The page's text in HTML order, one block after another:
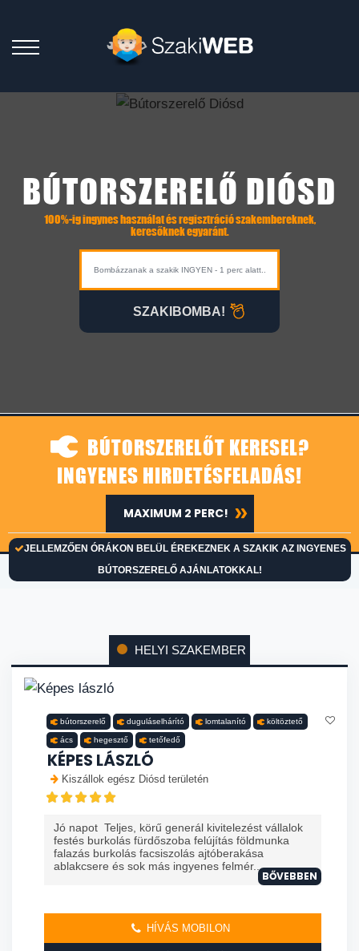
BÚTORSZERELŐ DIÓSD
100%-ig ingynes használat és regisztráció szakembereknek,
keresőknek egyaránt.
SZAKIBOMBA!
BÚTORSZERELŐT KERESEL?
INGYENES HIRDETÉSFELADÁS!
JELLEMZŐEN ÓRÁKON BELÜL ÉREKEZNEK A SZAKIK AZ INGYENES
BÚTORSZERELŐ AJÁNLATOKKAL!
MAXIMUM 2 PERC!
HELYI SZAKEMBER
bútorszerelő duguláselhárító lomtalanító költöztető
ács hegesztő tetőfedő
KÉPES LÁSZLÓ
Kiszállok egész Diósd területén
Jó napot Teljes, körű generál kivitelezést vállalok
festés burkolás fürdőszoba felújítás földmunka
falazás burkolás facsiszolás ajtóberakása
ablakcsere és sok más ingyenes felmér...
BŐVEBBEN
HÍVÁS MOBILON